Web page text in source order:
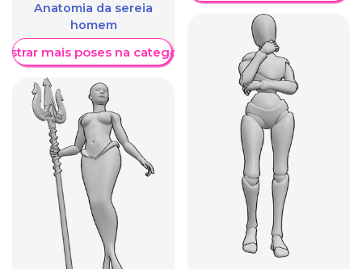
Anatomia da sereia
homem
mais poses na categoria